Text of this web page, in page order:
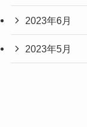
2023年6月
2023年5月